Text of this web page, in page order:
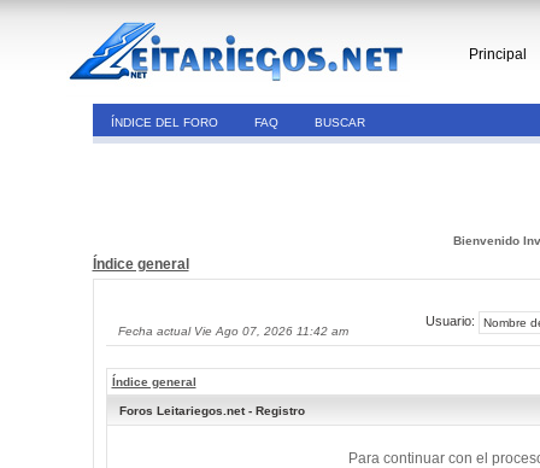
Principal
ÍNDICE DEL FORO FAQ BUSCAR
Bienvenido
Índice general
Fecha actual Vie Ago 07, 2026 11:42 am
Usuario:
Índice general
Foros Leitariegos.net - Registro
Para continuar con el